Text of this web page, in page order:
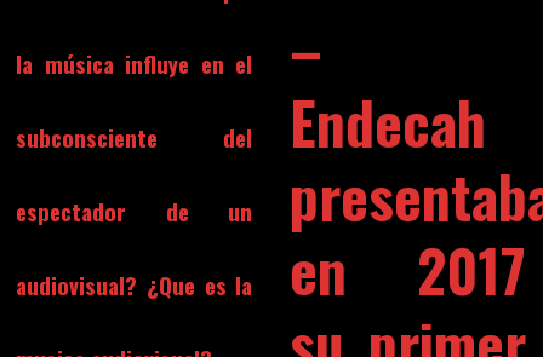
la música influye en el
subconsciente del
espectador de un
audiovisual? ¿Que es la
–
Endecah
en 2017